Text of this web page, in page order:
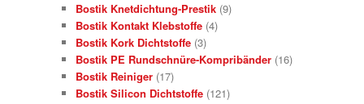
Bostik Knetdichtung-Prestik (9)
Bostik Kontakt Klebstoffe (4)
Bostik Kork Dichtstoffe (3)
Bostik PE Rundschnüre-Kompribänder (16)
Bostik Reiniger (17)
Bostik Silicon Dichtstoffe (121)